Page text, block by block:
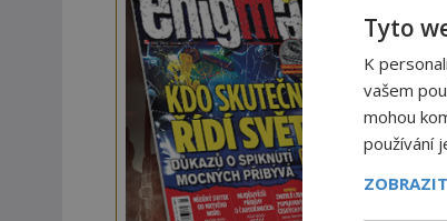
Tyto
K
vašem
mohou
používání